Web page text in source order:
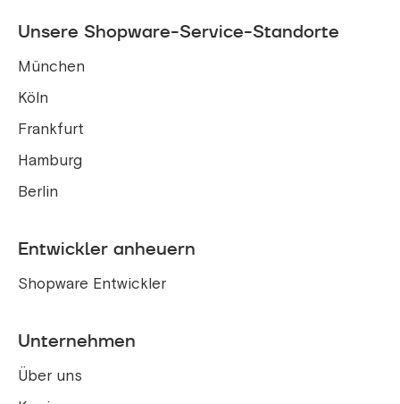
Unsere Shopware-Service-Standorte
München
Köln
Frankfurt
Hamburg
Berlin
Entwickler anheuern
Shopware Entwickler
Unternehmen
Über uns